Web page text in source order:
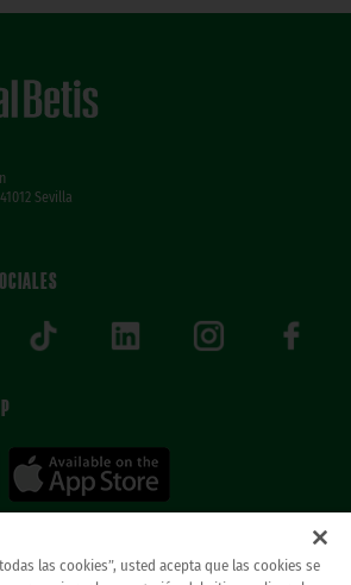
Sevilla
las cookies”, usted acepta que las cookies se